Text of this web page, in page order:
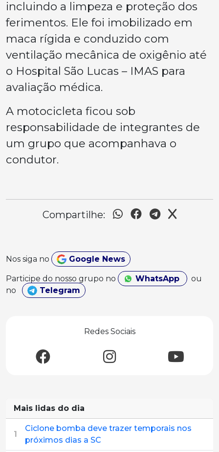
incluindo a limpeza e proteção dos
ferimentos. Ele foi imobilizado em
maca rígida e conduzido com
ventilação mecânica de oxigênio até
o Hospital São Lucas – IMAS para
avaliação médica.
A motocicleta ficou sob
responsabilidade de integrantes de
um grupo que acompanhava o
condutor.
Compartilhe:
Nos siga no Google News
Participe do nosso grupo no WhatsApp
ou
no
Telegram
Redes Sociais
Mais lidas do dia
1
Ciclone bomba deve trazer temporais nos
próximos dias a SC